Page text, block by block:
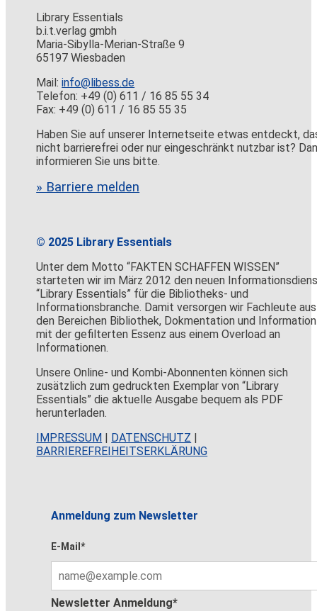
Library Essentials
b.i.t.verlag gmbh
Maria-Sibylla-Merian-Straße 9
65197 Wiesbaden
Mail:info@libess.de
Telefon: +49 (0) 611 / 16 85 55 34
Fax: +49 (0) 611 / 16 85 55 35
Haben Sie auf unserer Internetseite etwas entdeckt,
nicht barrierefrei oder nur eingeschränkt nutzbar ist?
informieren Sie uns bitte.
» Barriere melden
© 2025 Library Essentials
Unter dem Motto “FAKTEN SCHAFFEN WISSEN”
starteten wir im März 2012 den neuen
“Library Essentials” für die Bibliotheks- und
Informationsbranche. Damit versorgen wir Fachleute aus
den Bereichen Bibliothek, Dokmentation und Information
mit der gefilterten Essenz aus einem Overload an
Informationen.
Unsere Online- und Kombi-Abonnenten können sich
zusätzlich zum gedruckten Exemplar von “Library
Essentials” die aktuelle Ausgabe bequem als PDF
herunterladen.
IMPRESSUM | DATENSCHUTZ |
BARRIEREFREIHEITSERKLÄRUNG
Anmeldung zum Newsletter
E-Mail*
Newsletter Anmeldung*